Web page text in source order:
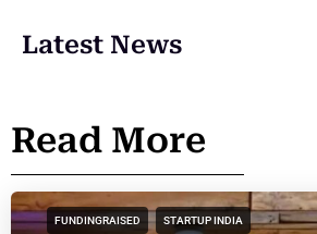
Latest News
Read More
FUNDINGRAISED STARTUP INDIA